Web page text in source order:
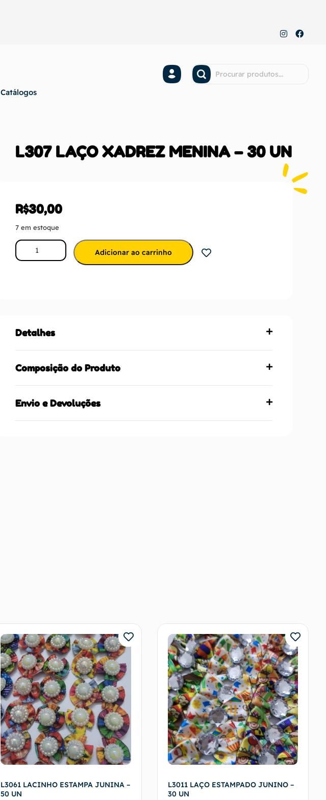
Catálogos
L307 LAÇO XADREZ MENINA – 30 UN
R$30,00
7 em estoque
Adicionar ao carrinho
Detalhes
Composição do Produto
Envio e Devoluções
L3061 LACINHO ESTAMPA JUNINA –
50 UN
L3011 LAÇO ESTAMPADO JUNINO –
30 UN